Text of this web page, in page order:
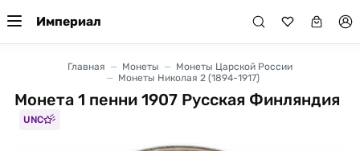
Империал
Главная Монеты
Монеты Царской России
Монеты Николая 2 (1894-1917)
Монета 1 пенни 1907 Русская Финляндия
UNC